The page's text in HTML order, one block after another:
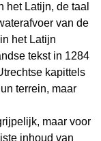
het Latijn, de taal
van de
het Latijn
tekst in 1284
kapittels
terrein, maar
maar voor
inhoud van